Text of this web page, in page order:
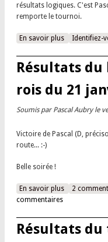
résultats logiques. C'est
remporte le tournoi.
En savoir plus
à propos
Identifiez-
Résultats
rois du 21
Soumis par Pascal Aubryle
Victoire de Pascal (D,
route... :-)
Belle soirée !
En savoir plus
à propos
2
commentaires
Résultats